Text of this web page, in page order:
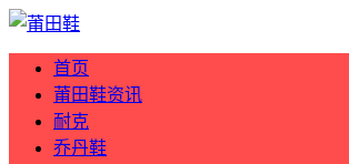
首页
莆田鞋资讯
耐克
乔丹鞋